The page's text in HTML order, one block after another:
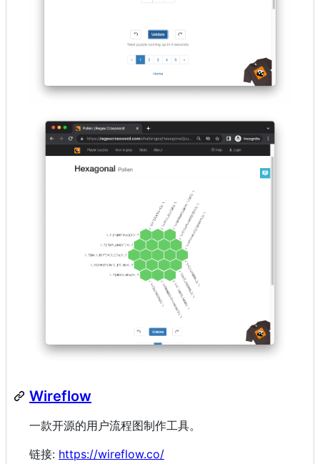
Wireflow
一款开源的用户流程图制作工具。
链接: https://wireflow.co/